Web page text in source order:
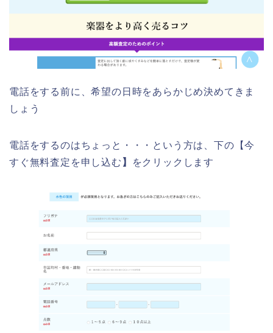
電話をする前に、希望の日時をあらかじめ決めてきま
しょう
電話をするのはちょっと・・・という方は、下の【今
すぐ無料査定を申し込む 】 をクリックします